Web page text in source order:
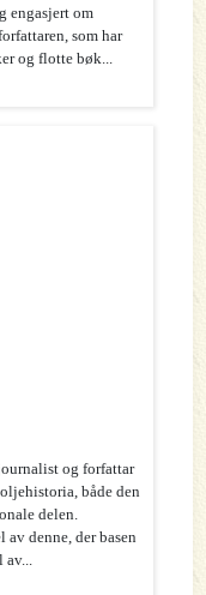
engasjert om
som har
og flotte bøk...
og forfattar
både den
delen.
denne, der basen